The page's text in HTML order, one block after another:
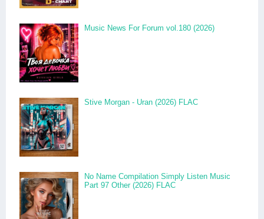
Music News For Forum vol.180 (2026)
Stive Morgan - Uran (2026) FLAC
No Name Compilation Simply Listen Music
Part 97 Other (2026) FLAC